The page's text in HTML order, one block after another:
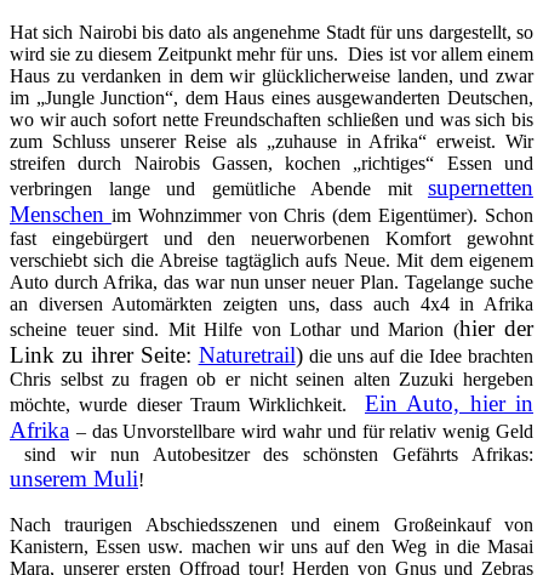
Hat sich Nairobi bis dato als angenehme Stadt für uns dargestellt, so
wird sie zu diesem Zeitpunkt mehr für uns. Dies ist vor allem einem
Haus zu verdanken in dem wir glücklicherweise landen, und zwar
im „Jungle Junction“, dem Haus eines ausgewanderten Deutschen,
wo wir auch sofort nette Freundschaften schließen und was sich bis
zum Schluss unserer Reise als „zuhause in Afrika“ erweist. Wir
streifen durch Nairobis Gassen, kochen „richtiges“ Essen und
verbringen lange und gemütliche Abende mit supernetten
Menschen im Wohnzimmer von Chris (dem Eigentümer). Schon
fast eingebürgert und den neuerworbenen Komfort gewohnt
verschiebt sich die Abreise tagtäglich aufs Neue. Mit dem eigenem
Auto durch Afrika, das war nun unser neuer Plan. Tagelange suche
an diversen Automärkten zeigten uns, dass auch 4x4 in Afrika
scheine teuer sind. Mit Hilfe von Lothar und Marion (hier der
Link zu ihrer Seite: Naturetrail)die uns auf die Idee brachten
Chris selbst zu fragen ob er nicht seinen alten Zuzuki hergeben
möchte, wurde dieser Traum Wirklichkeit. Ein Auto, hier in
Afrika – das Unvorstellbare wird wahr und für relativ wenig Geld
sind wir nun Autobesitzer des schönsten Gefährts Afrikas:
unserem Muli!
Nach traurigen Abschiedsszenen und einem Großeinkauf von
Kanistern, Essen usw. machen wir uns auf den Weg in die Masai
Mara, unserer ersten Offroad tour! Herden von Gnus und Zebras